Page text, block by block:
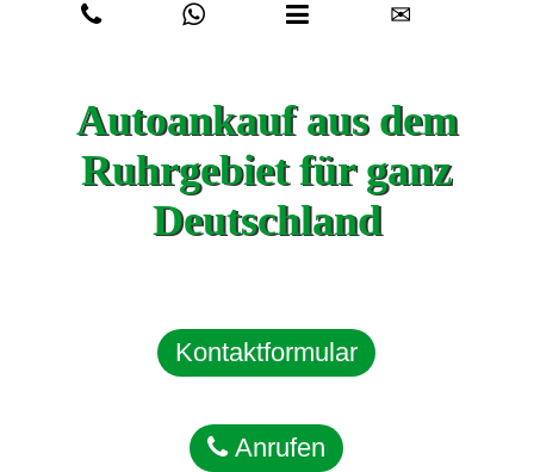
✉
Autoankauf aus dem
Ruhrgebiet für ganz
Deutschland
Kontaktformular
Anrufen